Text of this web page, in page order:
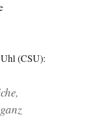
(CSU):